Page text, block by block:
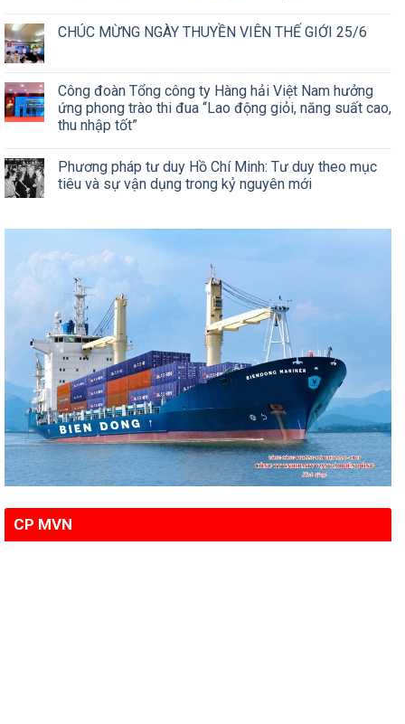
CHÚC MỪNG NGÀY THUYỀN VIÊN THẾ GIỚI 25/6
Công đoàn Tổng công ty Hàng hải Việt Nam hưởng
ứng phong trào thi đua “Lao động giỏi, năng suất cao,
thu nhập tốt”
Phương pháp tư duy Hồ Chí Minh: Tư duy theo mục
tiêu và sự vận dụng trong kỷ nguyên mới
CP MVN